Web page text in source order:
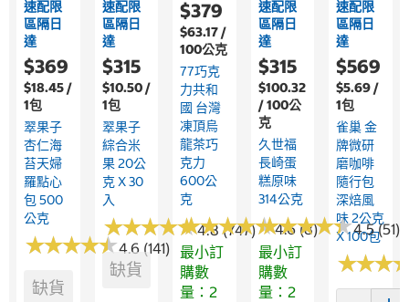
速配限
區隔日
達
$369
$18.45 /
1包
翠果子
杏仁海
苔天婦
羅點心
包 500
公克
★★★★★
★★★★★4.6 (141)
缺貨
速配限
區隔日
達
$315
$10.50 /
1包
翠果子
綜合米
果 20公
克 X 30
入
★★★★★
★★★★★4.8 (747)
缺貨
$379
$63.17 /
100公克
77巧克
力共和
國 台灣
凍頂烏
龍茶巧
克力
600公
克
★★★★★
★★★★★4.6 (8)
最小訂
購數
量：2
速配限
區隔日
達
$315
$100.32
/ 100公
克
久世福
長崎蛋
糕原味
314公克
★★★★★
★★★★★4.5 (51)
最小訂
購數
量：2
速配限
區隔日
達
$569
$5.69 /
1包
雀巢 金
牌微研
磨咖啡
隨行包
深焙風
味 2公克
X 100包
★★★
★★★